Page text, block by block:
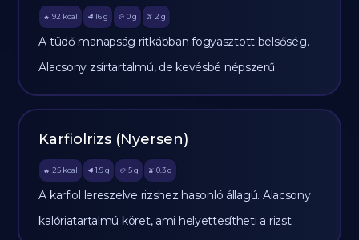
🔥 92 kcal 🥩 16 g 🥔 0g 🫒 2 g
A tüdő manapság ritkábban fogyasztott belsőség.
Alacsony zsírtartalmú, de kevésbé népszerű.
Karfiolrizs (Nyersen)
🔥 25 kcal 🥩 1.9 g 🥔 5g 🫒 0.3 g
A karfiol lereszelve rizshez hasonló állagú. Alacsony
kalóriatartalmú köret, ami helyettesítheti a rizst.